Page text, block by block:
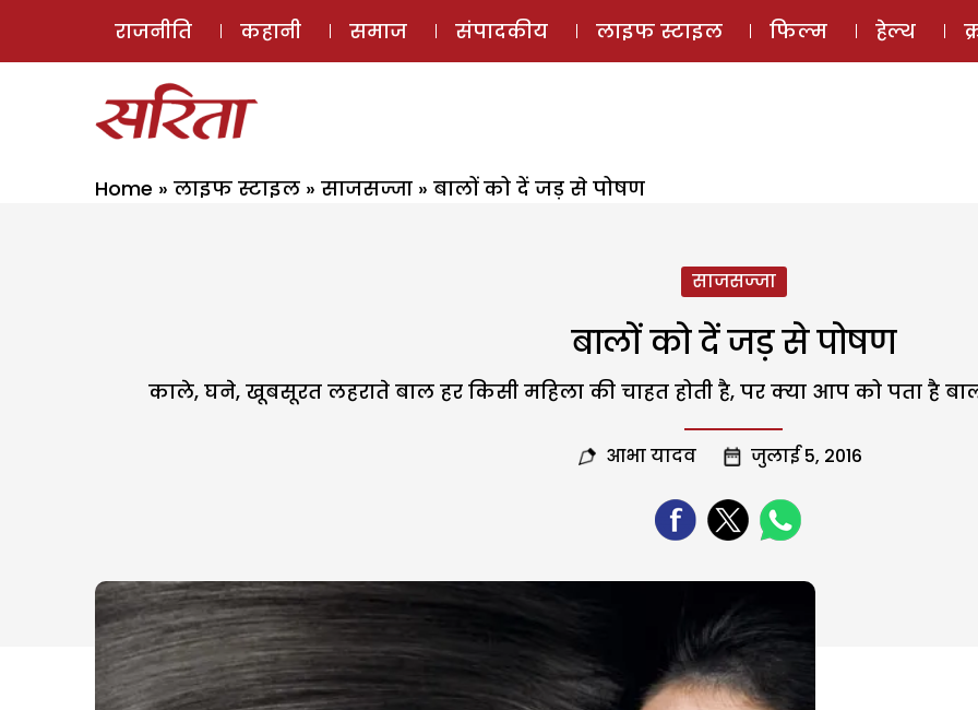
ई-मैगज़ीन
राजनीति कहानी समाज संपादकीय लाइफ स्टाइल फिल्म हेल्थ
Home » लाइफ स्टाइल » साजसज्जा » बालों को दें जड़ से पोषण
साजसज्जा
बालों को दें जड़ से पोषण
काले, घने, खूबसूरत लहराते बाल हर किसी महिला की चाहत होती है, पर क्या आप को पता है
आभा यादव जुलाई 5, 2016